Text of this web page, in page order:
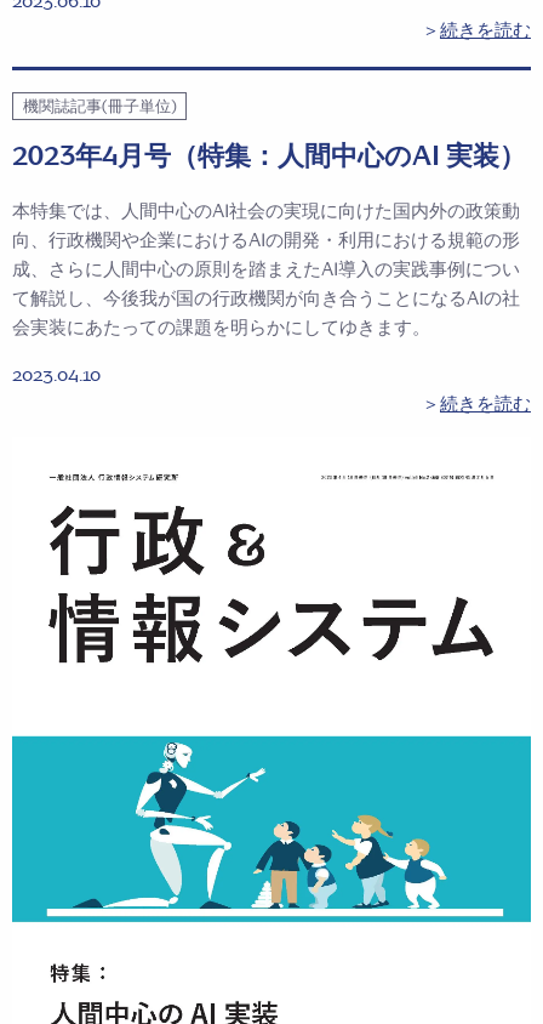
＞ 続きを読む
機関誌記事(冊子単位)
2023年4月号（特集：人間中心のAI 実装）
本特集では、人間中心のAI社会の実現に向けた国内外の政策動
向、行政機関や企業におけるAIの開発・利用における規範の形
成、さらに人間中心の原則を踏まえたAI導入の実践事例につい
て解説し、今後我が国の行政機関が向き合うことになるAIの社
会実装にあたっての課題を明らかにしてゆきます。
2023.04.10
＞ 続きを読む